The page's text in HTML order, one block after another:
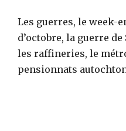
Les guerres, le week-
d’octobre, la guerre
les raffineries, le
pensionnats